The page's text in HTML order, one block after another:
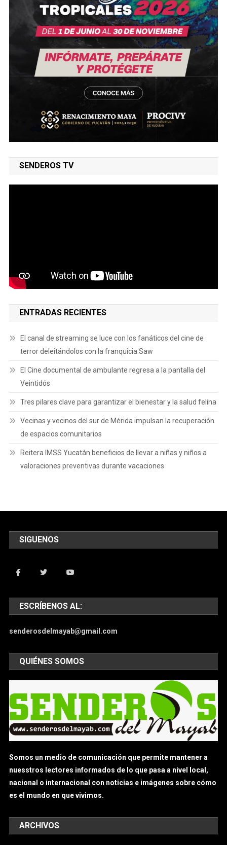
SENDEROS TV
ENTRADAS RECIENTES
El canal de streaming se luce con los fanáticos del cine de
terror deleitándolos con la franquicia Saw
El Cine documental de ambulante regresa a la pantalla del
Veintidós
Tres pilares clave para garantizar el bienestar y la salud felina
Vecinas y vecinos del sur de Mérida impulsan la recuperación
de espacios comunitarios
Reitera IMSS Yucatán beneficios de llevar a niñas y niños a
valoraciones preventivas durante vacaciones
SIGUENOS
ESCRÍBENOS AL:
senderosdelmayab@gmail.com
QUIÉNES SOMOS
Somos un medio de comunicación que permite mantener a
nuesstros lectores informados de lo que pasa a nivel local,
nacional o internacional con noticias e imágenes sobre cómo
es el mundo en que vivimos.
ARCHIVOS